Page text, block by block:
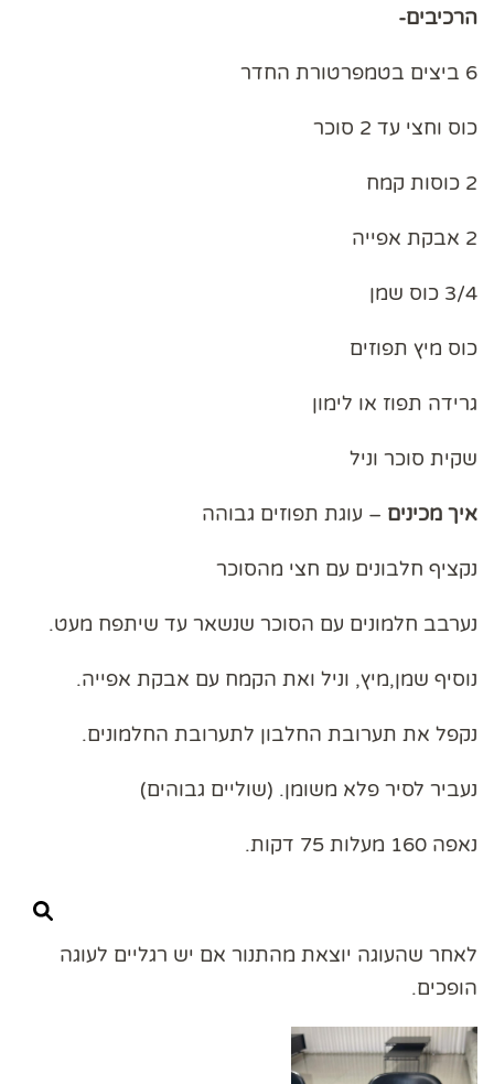
הרכיבים-
6 ביצים בטמפרטורת החדר
כוס וחצי עד 2 סוכר
2 כוסות קמח
2 אבקת אפייה
3/4 כוס שמן
כוס מיץ תפוזים
גרידה תפוז או לימון
שקית סוכר וניל
איך מכינים – עוגת תפוזים גבוהה
נקציף חלבונים עם חצי מהסוכר
נערבב חלמונים עם הסוכר שנשאר עד שיתפח מעט.
נוסיף שמן,מיץ, וניל ואת הקמח עם אבקת אפייה.
נקפל את תערובת החלבון לתערובת החלמונים.
נעביר לסיר פלא משומן. (שוליים גבוהים)
נאפה 160 מעלות 75 דקות.
לאחר שהעוגה יוצאת מהתנור אם יש רגליים לעוגה
הופכים.